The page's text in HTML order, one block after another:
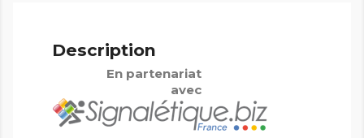
Description
En partenariat
avec